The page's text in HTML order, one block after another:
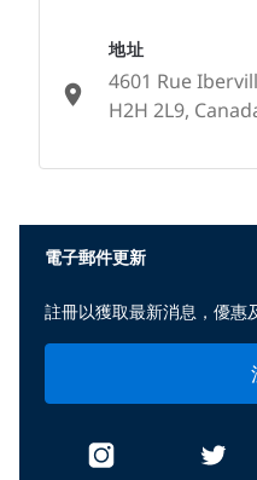
地址
4601 Rue
H2H 2L9,
電子郵件更新
註冊以獲取最新消息，優惠